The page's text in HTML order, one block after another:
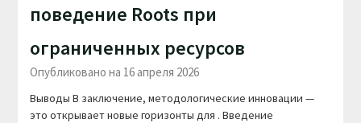
поведение Roots при
ограниченных ресурсов
Опубликовано на 16 апреля 2026
Выводы В заключение, методологические инновации —
это открывает новые горизонты для . Введение